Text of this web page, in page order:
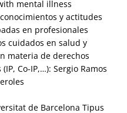
mental illness
y actitudes
en profesionales
cuidados en salud y
materia de derechos
Co-IP,…): Sergio Ramos
de Barcelona Tipus